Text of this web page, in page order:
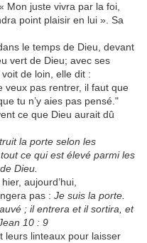
Mon juste vivra par la foi,
point plaisir en lui ». Sa
le temps de Dieu, devant
vert de Dieu; avec ses
de loin, elle dit :
veux pas rentrer, il faut que
tu n’y aies pas pensé."
ce que Dieu aurait dû
la porte selon les
ce qui est élevé parmi les
Dieu.
aujourd’hui,
pas : Je suis la porte.
; il entrera et il sortira, et
10 : 9
leurs linteaux pour laisser